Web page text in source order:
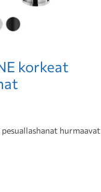
korkeat
hurmaavat